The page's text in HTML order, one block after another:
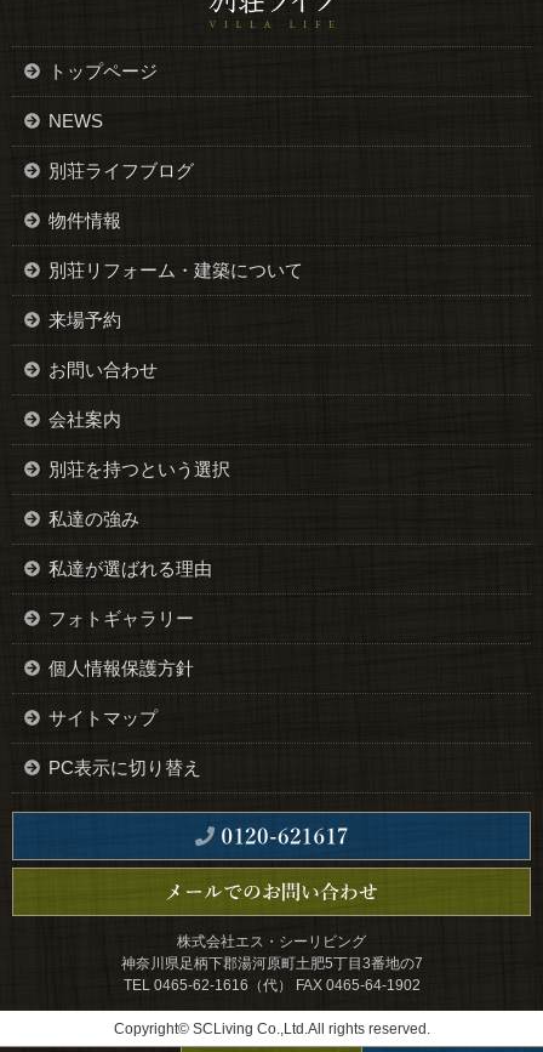
トップページ
NEWS
別荘ライフブログ
物件情報
別荘リフォーム・建築について
来場予約
お問い合わせ
会社案内
別荘を持つという選択
私達の強み
私達が選ばれる理由
フォトギャラリー
個人情報保護方針
サイトマップ
PC表示に切り替え
株式会社エス・シーリビング
神奈川県足柄下郡湯河原町土肥5丁目3番地の7
TEL 0465-62-1616（代） FAX 0465-64-1902
Copyright© SCLiving Co.,Ltd.All rights reserved.